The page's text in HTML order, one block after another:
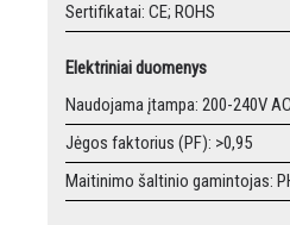
Sertifikatai: CE; ROHS
Elektriniai duomenys
Naudojama įtampa: 200-240V AC
Jėgos faktorius (PF): >0,95
Maitinimo šaltinio gamintojas: